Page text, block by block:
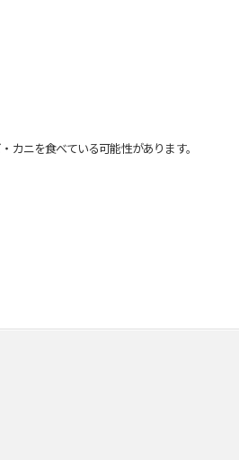
ニを食べている可能性があります。